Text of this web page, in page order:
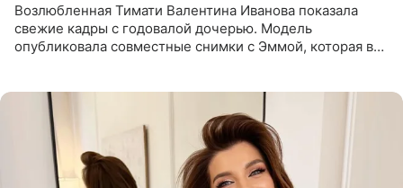
Возлюбленная Тимати Валентина Иванова показала
свежие кадры с годовалой дочерью. Модель
опубликовала совместные снимки с Эммой, которая в